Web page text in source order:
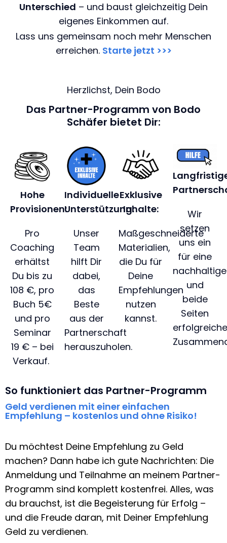
Unterschied – und baust gleichzeitig Dein
eigenes Einkommen auf.
Lass uns gemeinsam noch mehr Menschen
erreichen. Starte jetzt >>>
Herzlichst, Dein Bodo
Das Partner-Programm von Bodo
Schäfer bietet Dir:
Hohe
Provisionen:
Pro
Coaching
erhältst
Du bis zu
108 €, pro
Buch 5€
und pro
Seminar
19 € – bei
Verkauf.
Individuelle
Unterstützung:
Unser
Team
hilft Dir
dabei,
das
Beste
aus der
Partnerschaft
herauszuholen.
Exklusive
Inhalte:
Maßgeschneiderte
Materialien,
die Du für
Deine
Empfehlungen
nutzen
kannst.
Wir
setzen
uns ein
für eine
nachhaltige
und
beide
Seiten
erfolgreiche
So funktioniert das Partner-Programm
Geld verdienen mit einer einfachen
Empfehlung – kostenlos und ohne Risiko!
Du möchtest Deine Empfehlung zu Geld
machen? Dann habe ich gute Nachrichten: Die
Anmeldung und Teilnahme an meinem Partner-
Programm sind komplett kostenfrei. Alles, was
du brauchst, ist die Begeisterung für Erfolg –
und die Freude daran, mit Deiner Empfehlung
Geld zu verdienen.